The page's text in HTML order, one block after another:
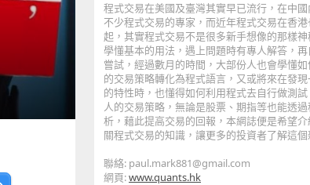
程式交易在美國及臺灣其實早已流行，在中
不少程式交易的專家，而近年程式交易在香
起，其實程式交易不是很多新手想像的那樣
學懂基本的用法，遇上問題時有專人解答，
嘗試，經過數月的時間，大部份人也會學懂
的交易策略轉化為程式語言，又或將來在發
的特性時，也懂得如何利用程式去自行做測
人的交易策略，無論是股票、期指等也能透
析，藉此提高交易的回報，本網誌便是希望
關程式交易的知識，讓更多的投資者了解這個
聯絡: paul.mark881@gmail.com
網頁:www.quants.hk